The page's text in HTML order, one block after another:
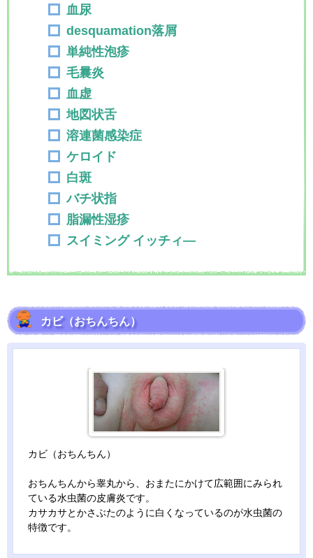
血尿
desquamation落屑
単純性泡疹
毛曩炎
血虚
地図状舌
溶連菌感染症
ケロイド
白斑
バチ状指
脂漏性湿疹
スイミング イッチィ―
カビ（おちんちん）
カビ（おちんちん）
おちんちんから睾丸から、おまたにかけて広範囲にみられ
ている水虫菌の皮膚炎です。
カサカサとかさぶたのように白くなっているのが水虫菌の
特徴です。